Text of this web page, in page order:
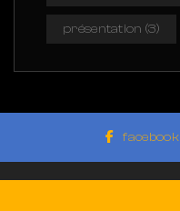
présentation (3)
facebook